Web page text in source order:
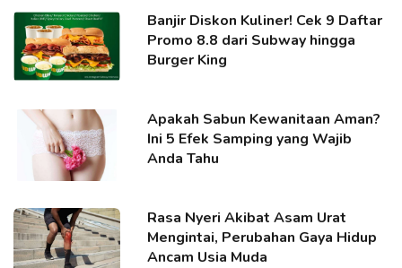
Banjir Diskon Kuliner! Cek 9 Daftar
Promo 8.8 dari Subway hingga
Burger King
Apakah Sabun Kewanitaan Aman?
Ini 5 Efek Samping yang Wajib
Anda Tahu
Rasa Nyeri Akibat Asam Urat
Mengintai, Perubahan Gaya Hidup
Ancam Usia Muda